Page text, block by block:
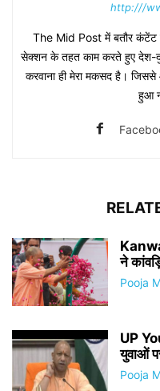
http:///
The Mid Post में बतौर कंटेंट
सेक्शन के तहत काम करते हुए देश-
करवाना ही मेरा मकसद है।
हुआ
ने
Pooja
UP
युवाओं
Pooja